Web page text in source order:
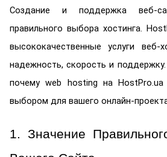
Создание и поддержка веб-
правильного выбора хостинга.
высококачественные услуги веб-
надежность, скорость и
почему web hosting на HostPro.ua
выбором для вашего онлайн-
1. Значение